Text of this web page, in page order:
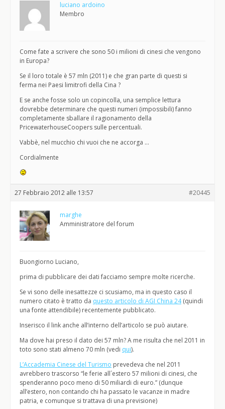
luciano ardoino
Membro
Come fate a scrivere che sono 50 i milioni di cinesi che vengono
in Europa?
Se il loro totale è 57 mln (2011) e che gran parte di questi si
ferma nei Paesi limitrofi della Cina ?
E se anche fosse solo un copincolla, una semplice lettura
dovrebbe determinare che questi numeri (impossibili) fanno
completamente sballare il ragionamento della
PricewaterhouseCoopers sulle percentuali.
Vabbè, nel mucchio chi vuoi che ne accorga …
Cordialmente
27 Febbraio 2012 alle 13:57 #20445
marghe
Amministratore del forum
Buongiorno Luciano,
prima di pubblicare dei dati facciamo sempre molte ricerche.
Se vi sono delle inesattezze ci scusiamo, ma in questo caso il
numero citato è tratto da questo articolo di AGI China 24(quindi
una fonte attendibile) recentemente pubblicato.
Inserisco il link anche all’interno dell’articolo se può aiutare.
Ma dove hai preso il dato dei 57 mln? A me risulta che nel 2011 in
toto sono stati almeno 70 mln (vedi qui).
L’Accademia Cinese del Turismo prevedeva che nel 2011
avrebbero trascorso “le ferie all´estero 57 milioni di cinesi, che
spenderanno poco meno di 50 miliardi di euro.” (dunque
all’estero, non contando chi ha passato le vacanze in madre
patria, e comunque si trattava di una previsione)